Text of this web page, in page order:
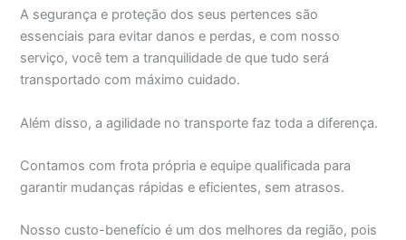
A segurança e proteção dos seus pertences são
essenciais para evitar danos e perdas, e com nosso
serviço, você tem a tranquilidade de que tudo será
transportado com máximo cuidado.
Além disso, a agilidade no transporte faz toda a diferença.
Contamos com frota própria e equipe qualificada para
garantir mudanças rápidas e eficientes, sem atrasos.
Nosso custo-benefício é um dos melhores da região, pois